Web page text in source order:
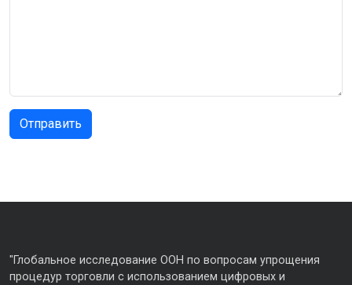
"Глобальное исследование ООН по вопросам упрощения
процедур торговли с использованием цифровых и